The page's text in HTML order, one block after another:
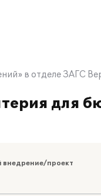
в отделе ЗАГС
для
внедрение/проект